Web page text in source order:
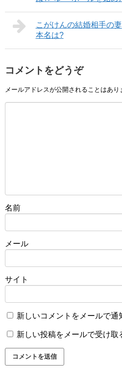
こがけんの結婚相手の
本名は?
コメントをどうぞ
メールアドレスが公開されることはあり
名前
メール
サイト
新しいコメントをメールで通
新しい投稿をメールで受け取